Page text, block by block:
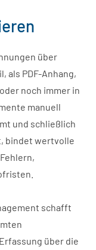
über
als PDF-Anhang,
noch immer in
manuell
und schließlich
bindet wertvolle
schafft
über die